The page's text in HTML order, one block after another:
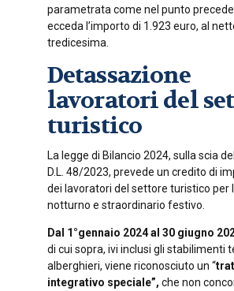
parametrata come nel punto
ecceda l’importo di 1.923 euro, al
tredicesima.
Detassazione
lavoratori del
turistico
La legge di Bilancio 2024, sulla scia
D.L. 48/2023, prevede un credito di
dei lavoratori del settore turistico per
notturno e straordinario festivo.
Dal 1°gennaio 2024 al 30 giugno
di cui sopra, ivi inclusi gli stabilimenti
alberghieri, viene riconosciuto un “
integrativo speciale”, che non